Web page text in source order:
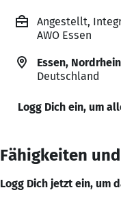
Angestellt,
AWO Essen
Essen,
Deutschland
Logg Dich ein, um
Fähigkeiten
Logg Dich jetzt ein, um